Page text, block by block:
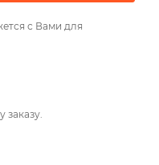
с Вами для